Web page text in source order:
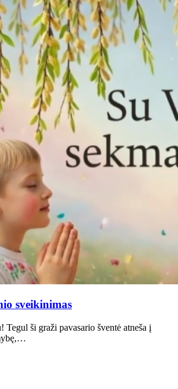
sveikinimas
Tegul ši graži pavasario šventė atneša į